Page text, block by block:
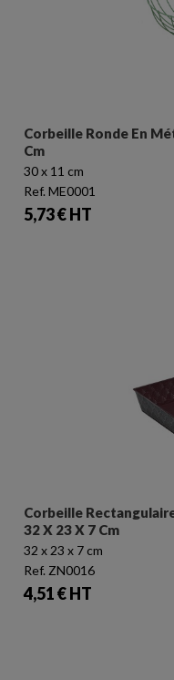
Corbeille Ronde En
Cm
30 x 11 cm
Ref. ME0001
Prix
5,73 € HT
Corbeille
32 X 23 X 7 Cm
32 x 23 x 7 cm
Ref. ZN0016
Prix
4,51 € HT